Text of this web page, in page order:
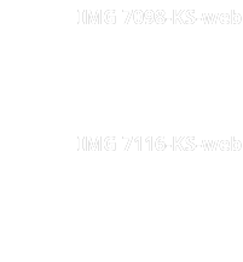
IMG 7098-KS-web
IMG 7116-KS-web